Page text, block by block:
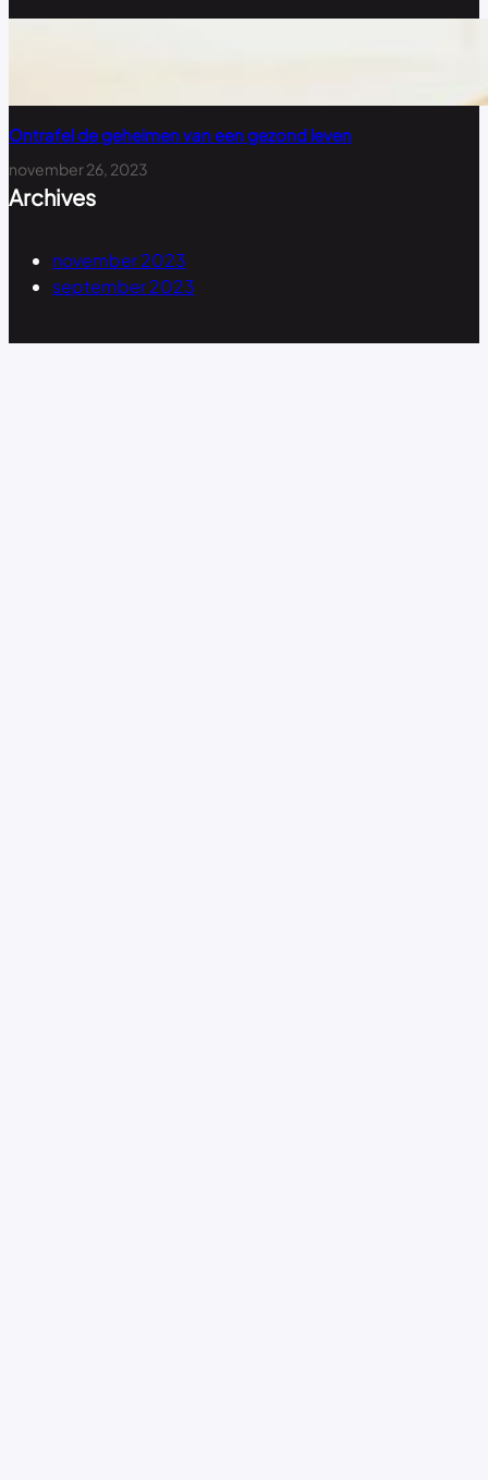
Ontrafel de geheimen van een gezond leven
november 26, 2023
Archives
november 2023
september 2023